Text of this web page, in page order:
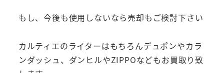
もし、今後も使用しないなら売却もご検討下さい
カルティエのライターはもちろんデュポンやカラ
ンダッシュ、ダンヒルやZIPPOなどもお買取り致